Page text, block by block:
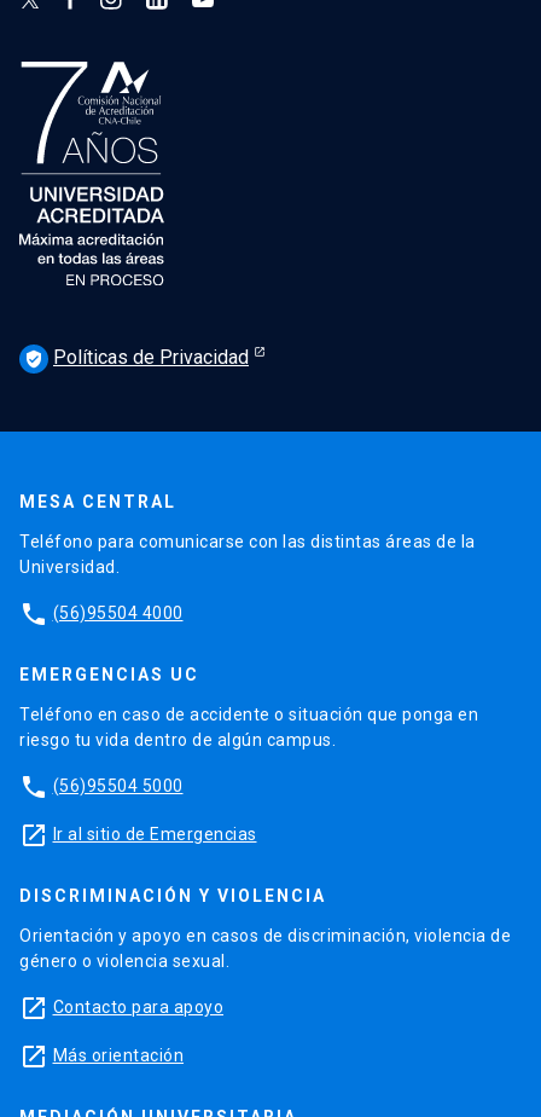
verified_user Políticas de Privacidad
MESA CENTRAL
Teléfono para comunicarse con las distintas áreas de la
Universidad.
phone (56)95504 4000
EMERGENCIAS UC
Teléfono en caso de accidente o situación que ponga en
riesgo tu vida dentro de algún campus.
phone (56)95504 5000
launch Ir al sitio de Emergencias
DISCRIMINACIÓN Y VIOLENCIA
Orientación y apoyo en casos de discriminación, violencia de
género o violencia sexual.
launch Contacto para apoyo
launch Más orientación